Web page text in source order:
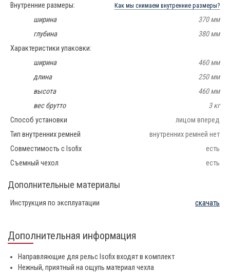
Внутренние размеры:
Как мы снимаем внутренние размеры?
ширина
370 мм
глубина
380 мм
Характеристики упаковки:
ширина
460 мм
длина
250 мм
высота
460 мм
вес брутто
3 кг
Способ установки
лицом вперед
Тип внутренних ремней
внутренних ремней нет
Совместимость с Isofix
есть
Съемный чехол
есть
Дополнительные материалы
Инструкция по эксплуатации скачать
Дополнительная информация
Направляющие для рельс Isofix входят в комплект
Нежный, приятный на ощупь материал чехла